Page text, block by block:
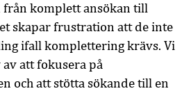
från komplett ansökan till
skapar frustration att de inte
ifall komplettering krävs. Vi
att fokusera på
och att stötta sökande till en